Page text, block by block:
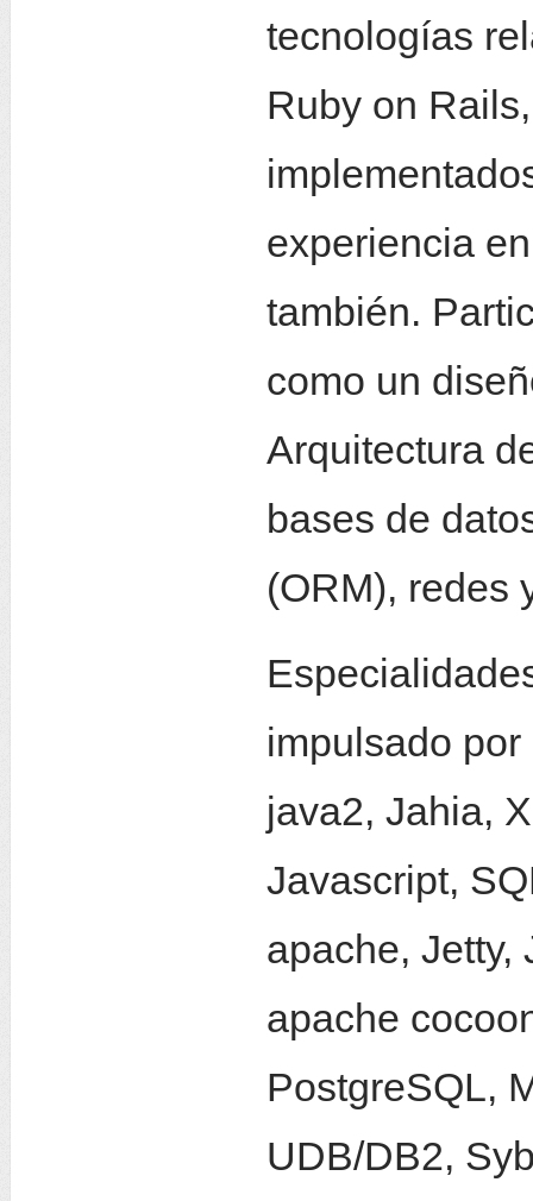
tecnologías
Ruby on
experiencia
también.
como un
Arquitectura
bases de
(ORM), redes
impulsado
java2, Jahia,
Javascript,
apache, Jetty,
apache
PostgreSQL,
UDB/DB2,